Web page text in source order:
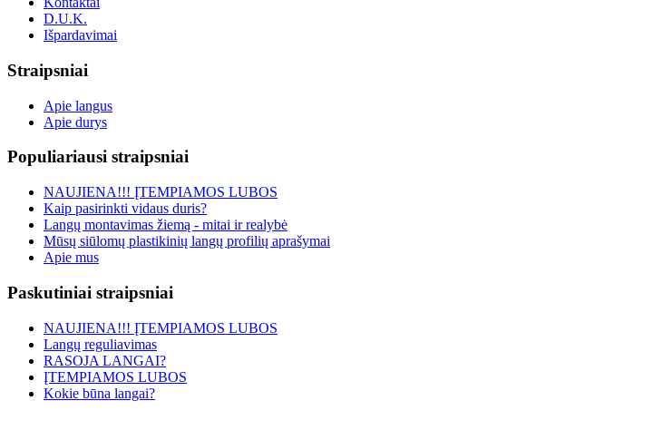
D.U.K.
Išpardavimai
Straipsniai
Apie langus
Apie durys
Populiariausi straipsniai
NAUJIENA!!! ĮTEMPIAMOS LUBOS
Kaip pasirinkti vidaus duris?
Langų montavimas žiemą - mitai ir realybė
Mūsų siūlomų plastikinių langų profilių aprašymai
Apie mus
Paskutiniai straipsniai
NAUJIENA!!! ĮTEMPIAMOS LUBOS
Langų reguliavimas
RASOJA LANGAI?
ĮTEMPIAMOS LUBOS
Kokie būna langai?